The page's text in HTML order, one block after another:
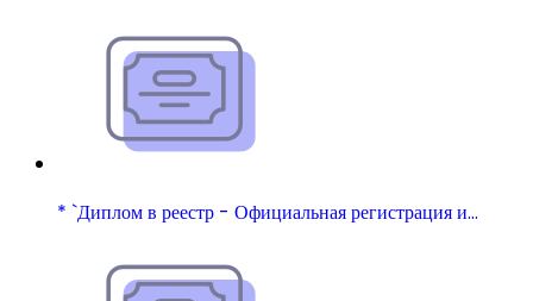
* `Диплом в реестр - Официальная регистрация и…